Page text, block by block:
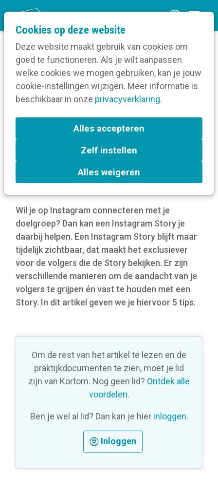
Cookies op deze website
Deze website maakt gebruik van cookies om
goed te functioneren. Als je wilt aanpassen
welke cookies we mogen gebruiken, kan je jouw
cookie-instellingen wijzigen. Meer informatie is
beschikbaar in onze privacyverklaring.
Alles accepteren
Zelf instellen
Alles weigeren
n
m
Home
Verruim je kennis
Digitale communicatie
Sociale media
Kanalen
Hoe maak je een sterke
Instagram Story?
5 sep 2024 door Kortom
Wil je op Instagram connecteren met je
doelgroep? Dan kan een Instagram Story je
daarbij helpen. Een Instagram Story blijft maar
tijdelijk zichtbaar, dat maakt het exclusiever
voor de volgers die de Story bekijken. Er zijn
verschillende manieren om de aandacht van je
volgers te grijpen én vast te houden met een
Story. In dit artikel geven we je hiervoor 5 tips.
Om de rest van het artikel te lezen en de
praktijkdocumenten te zien, moet je lid
zijn van Kortom. Nog geen lid? Ontdek alle
voordelen.
Ben je wel al lid? Dan kan je hier inloggen.
Inloggen